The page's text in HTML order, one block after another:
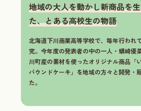
地域の大人を動かし新商品を
た、とある高校生の物語
北海道下川商業高等学校で、毎年行われ
究。今年度の発表者の中の一人・蠣崎優
川町産の素材を使ったオリジナル商品「
パウンドケーキ」を地域の方々と開発・
た。